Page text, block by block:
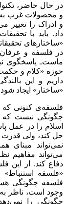
در حال حاضر،
و محصولات غرب به
و ادراک را تغییر
داد. باید با
«ساختارهای
در فلسفه و
ماست‌ـ پاسخگوی
حوزه «کلام و
داریم و این
«ساختار» ایجاد
فلسفه‌ی کنونی که
چگونگی نیست که
اسلام را در عمل
حل کند، ولی قدرت
نمی‌تواند مبنای
می‌تواند مفاهیم
دفاع کند. از این
«فلسفه استنباط»
فلسفه چگونگی
وجود است، ناظر
چگونگی را